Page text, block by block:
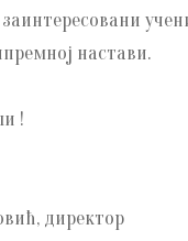
заинтересовани
настави.
!
директор